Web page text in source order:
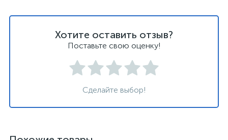
Хотите оставить отзыв?
Поставьте свою оценку!
Сделайте выбор!